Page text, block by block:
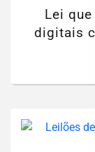
Lei
digitais